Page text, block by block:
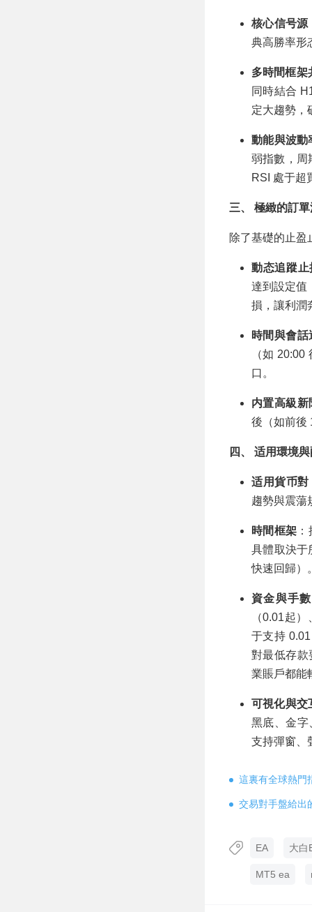
核心信号源
典高勝率形
多時間框架
同時結合
定大趨勢，
動能與波動
弱指數，周
RSI 處于超
三、 極緻的訂
除了基礎的止盈
動态追蹤
達到設定值
損，讓利潤
時間與會話
（如
口。
内置高級新
後（如前後
四、 适用環境
适用貨币對
趨勢與震蕩
時間框架
具體取決于
快速回歸）
資金與手數
（0.01起
于支持
對最低存款
業賬戶都能
可視化與交
黑底、金字
支持彈窗、
這裏有全球熱門
交易對手盤給出
EA 大白
MT5 ea